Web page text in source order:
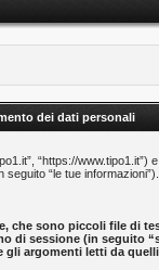
dei dati personali
“https://www.tipo1.it”)
“le tue informazioni”).
sono piccoli file di
sessione (in seguito
argomenti letti da